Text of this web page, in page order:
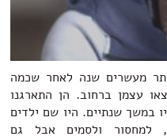
מעשרים שנה לאחר שכמה
עצמן ברחוב. הן התארגנו
במשך שנתיים. היו שם ילדים
למחסור ולסמים אבל גם